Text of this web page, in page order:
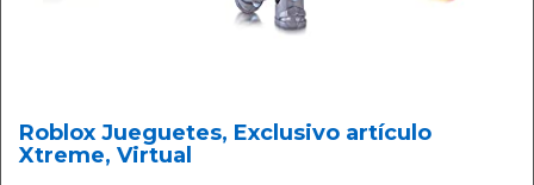
Roblox Jueguetes, Exclusivo artículo
Xtreme, Virtual